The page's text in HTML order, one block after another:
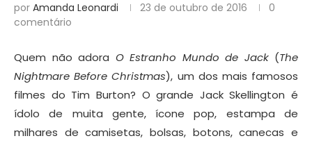
por Amanda Leonardi 23 de outubro de 2016
0
comentário
Quem não adora O Estranho Mundo de Jack(The
Nightmare Before Christmas), um dos mais famosos
filmes do Tim Burton? O grande Jack Skellington é
ídolo de muita gente, ícone pop, estampa de
milhares de camisetas, bolsas, botons, canecas e